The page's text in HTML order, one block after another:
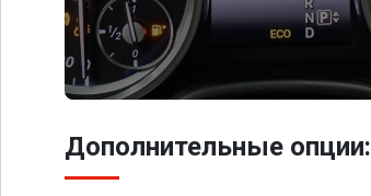
Дополнительные опции: